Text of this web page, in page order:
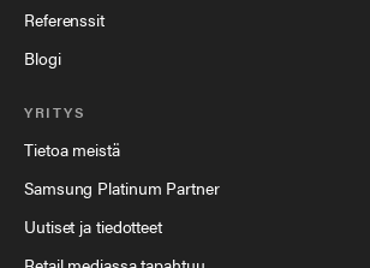
Referenssit
Blogi
YRITYS
Tietoa meistä
Samsung Platinum Partner
Uutiset ja tiedotteet